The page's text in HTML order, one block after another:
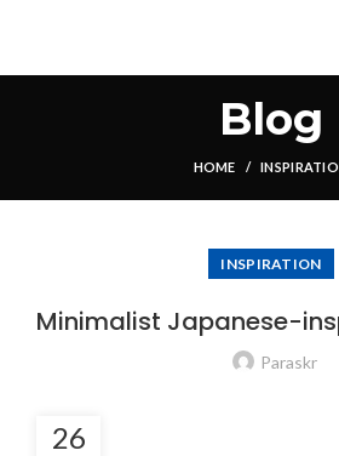
Blog
HOME
INSPIRATION
Minimalist Japanese-
Paraskr
26